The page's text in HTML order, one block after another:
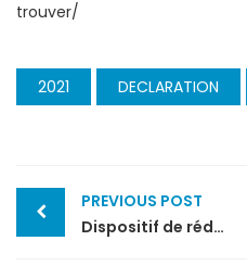
trouver/
2021 DECLARATION
Post
navigation
PREVIOUS POST
Dispositif de réduction des cotisations sociales des indépendants